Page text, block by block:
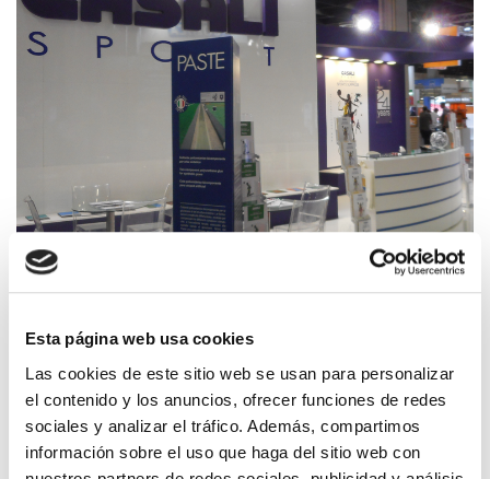
Esta página web usa cookies
Las cookies de este sitio web se usan para personalizar
el contenido y los anuncios, ofrecer funciones de redes
sociales y analizar el tráfico. Además, compartimos
información sobre el uso que haga del sitio web con
PASTE,para césped artificial y mantos prefabricados de
ha alegrado a los visitantes de la feria (por tratarse de un
antiestrés).